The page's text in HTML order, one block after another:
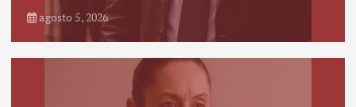
agosto 5, 2026